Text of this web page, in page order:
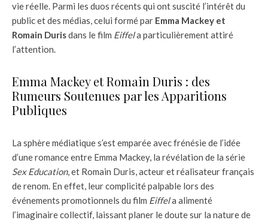
vie réelle. Parmi les duos récents qui ont suscité l’intérêt du
public et des médias, celui formé par Emma Mackey et
Romain Durisdans le film Eiffela particulièrement attiré
l’attention.
Emma Mackey et Romain Duris : des
Rumeurs Soutenues par les Apparitions
Publiques
La sphère médiatique s’est emparée avec frénésie de l’idée
d’une romance entre Emma Mackey, la révélation de la série
Sex Education, et Romain Duris, acteur et réalisateur français
de renom. En effet, leur complicité palpable lors des
événements promotionnels du film Eiffela alimenté
l’imaginaire collectif, laissant planer le doute sur la nature de